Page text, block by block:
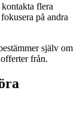
flera
på andra
själv om
från.